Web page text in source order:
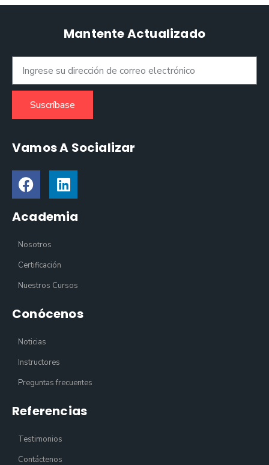
Mantente Actualizado
Suscríbase
Vamos A Socializar
Academia
Nosotros
Certificación
Nuestros Cursos
Conócenos
Noticias
Instructores
Preguntas frecuentes
Referencias
Testimonios
Contáctenos